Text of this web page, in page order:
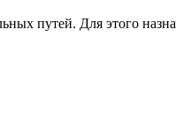
путей. Для этого